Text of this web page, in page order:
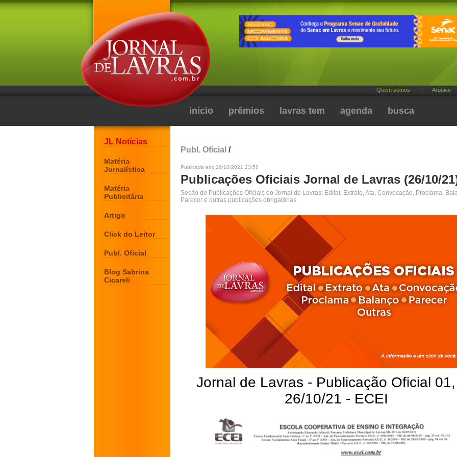
Quem somos Arquivo
início prêmios lavras tem agenda busca
JL Notícias
Matéria
Jornalística
Matéria
Publicitária
Artigo
Click do Leitor
Publ. Oficial
Blog Sabrina
Cicareli
Publ. Oficial /
Publicada em: 26/10/2021 23:58
Publicações Oficiais Jornal de Lavras (26/10/
Seção de Publicações Oficiais do Jornal de Lavras: Edital, Extrato, Ata, Convocação, Proclama,
Parecer e outras publicações obrigatórias
Jornal de Lavras - Publicação Oficial
26/10/21 - ECEI